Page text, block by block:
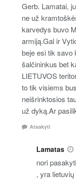
Gerb. Lamatai,
ne už
karvedys buvo
armiją.Gal ir
beje esi tik savo
šalčininkus bet
LIETUVOS
to tik visiems
neišrinktosios
už dyką.Ar
Atsakyti
Lamatas
nori
, yra